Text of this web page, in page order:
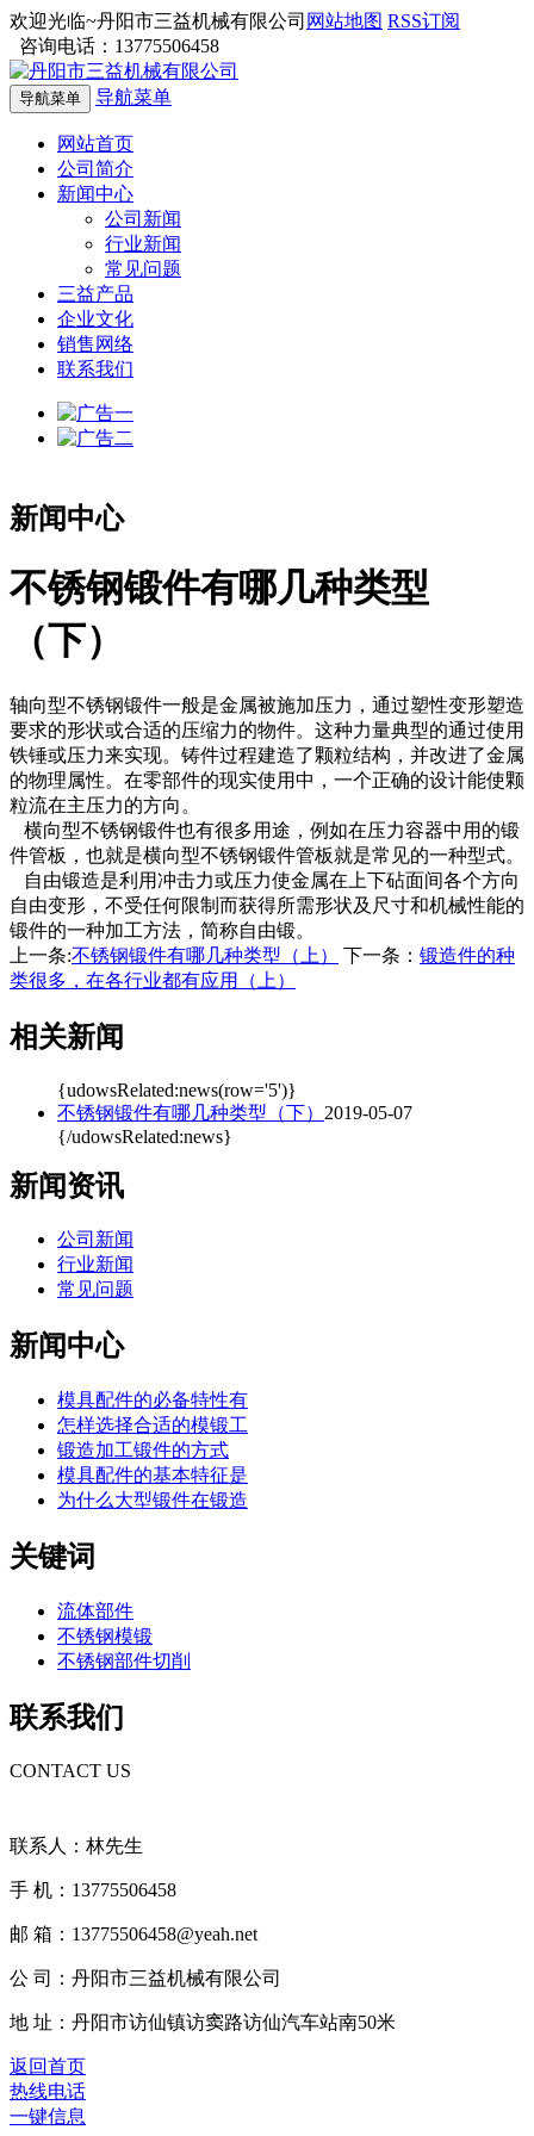
欢迎光临~丹阳市三益机械有限公司 网站地图 RSS订阅
咨询电话：13775506458
导航菜单 导航菜单
网站首页
公司简介
新闻中心
公司新闻
行业新闻
常见问题
三益产品
企业文化
销售网络
联系我们
新闻中心
不锈钢锻件有哪几种类型
（下）
轴向型不锈钢锻件一般是金属被施加压力，通过塑性变形塑造
要求的形状或合适的压缩力的物件。这种力量典型的通过使用
铁锤或压力来实现。铸件过程建造了颗粒结构，并改进了金属
的物理属性。在零部件的现实使用中，一个正确的设计能使颗
粒流在主压力的方向。
横向型不锈钢锻件也有很多用途，例如在压力容器中用的锻
件管板，也就是横向型不锈钢锻件管板就是常见的一种型式。
自由锻造是利用冲击力或压力使金属在上下砧面间各个方向
自由变形，不受任何限制而获得所需形状及尺寸和机械性能的
锻件的一种加工方法，简称自由锻。
上一条:不锈钢锻件有哪几种类型（上） 下一条： 锻造件的种
类很多，在各行业都有应用（上）
相关新闻
{udowsRelated:news(row='5')}
不锈钢锻件有哪几种类型（下） 2019-05-07
{/udowsRelated:news}
新闻资讯
公司新闻
行业新闻
常见问题
新闻中心
模具配件的必备特性有
怎样选择合适的模锻工
锻造加工锻件的方式
模具配件的基本特征是
为什么大型锻件在锻造
关键词
流体部件
不锈钢模锻
不锈钢部件切削
联系我们
CONTACT US
联系人：林先生
手 机：13775506458
邮 箱：13775506458@yeah.net
公 司：丹阳市三益机械有限公司
地 址：丹阳市访仙镇访窦路访仙汽车站南50米
返回首页
热线电话
一键信息